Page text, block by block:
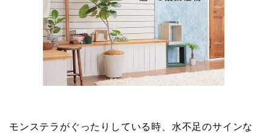
モンステラがぐったりしている時、水不足のサインな